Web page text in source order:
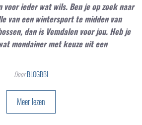
ieder wat wils. Ben je op zoek naar
van een wintersport te midden van
dan is Vemdalen voor jou. Heb je
mondainer met keuze uit een
Door BLOGBBI
Meer lezen